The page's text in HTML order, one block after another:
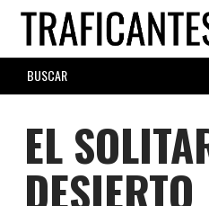
Skip
main
content
SEARCH
FORM
EL
DESIERTO